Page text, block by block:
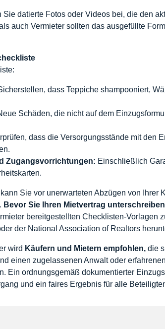
Sie datierte Fotos oder Videos bei, die den
auch Vermieter sollten das ausgefüllte
dass Teppiche shampooniert,
Schäden, die nicht auf dem
dass die Versorgungsstände mit den
Zugangsvorrichtungen: Einschließlich
Sie vor unerwarteten Abzügen von Ihrer
Bevor Sie Ihren Mietvertrag
bereitgestellten Checklisten-Vorlagen
der National Association of Realtors
wird Käufern und Mietern empfohlen, die
einen zugelassenen Anwalt oder
Ein ordnungsgemäß dokumentierter
und ein faires Ergebnis für alle